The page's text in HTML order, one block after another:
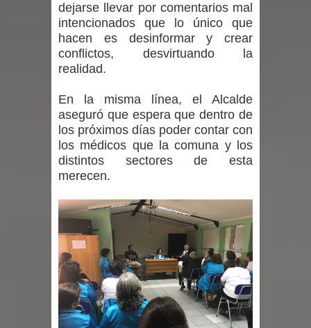
de Chile analizan el creciente interés
por las culturas japonesa y coreana
Renuncia del seremi Minvu en el
Maule golpea al Gobierno en medio de
denuncias por viviendas sociales en
Talca
proyecto de interconexión eléctrica
en la alta cordillera del Maule por su
impacto ambiental
INDAP entregó $189 millones en
dejarse llevar por comentarios mal
intencionados que lo único que
hacen es desinformar y crear
conflictos, desvirtuando la
realidad.
En la misma línea, el A lcalde
aseguró que espera que dentro de
los próximos días poder contar con
los médicos que la comuna y los
distintos sectores de esta
merecen.